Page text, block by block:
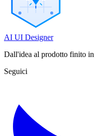
AI UI Designer
Dall'idea al prodotto finito
Seguici